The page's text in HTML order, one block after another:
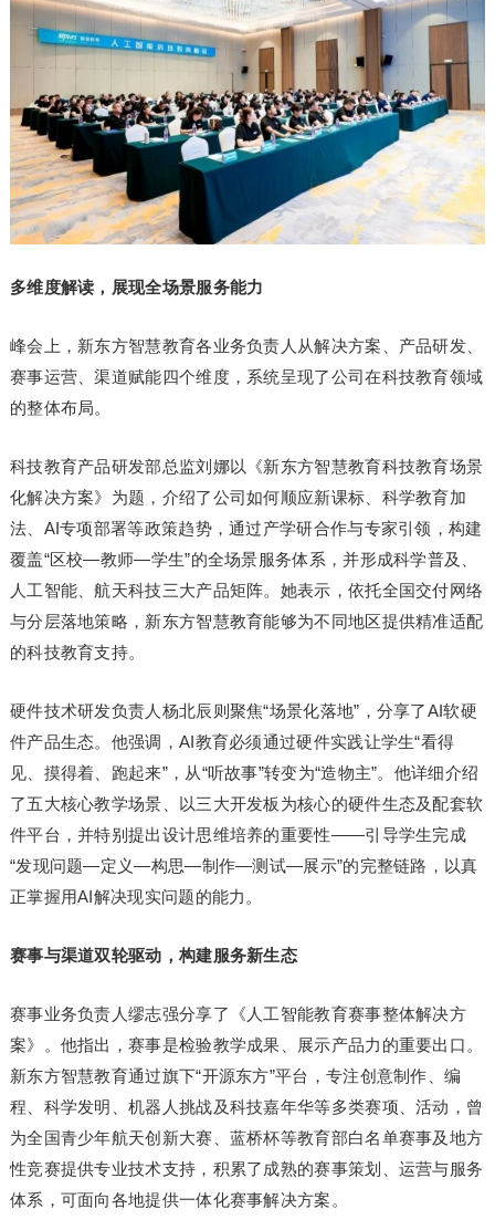
多维度解读，展现全场景服务能力
峰会上，新东方智慧教育各业务负责人从解决方案、产品研发、
赛事运营、渠道赋能四个维度，系统呈现了公司在科技教育领域
的整体布局。
科技教育产品研发部总监刘娜以《新东方智慧教育科技教育场景
化解决方案》为题，介绍了公司如何顺应新课标、科学教育加
法、AI专项部署等政策趋势，通过产学研合作与专家引领，构建
覆盖“区校—教师—学生”的全场景服务体系，并形成科学普及、
人工智能、航天科技三大产品矩阵。她表示，依托全国交付网络
与分层落地策略，新东方智慧教育能够为不同地区提供精准适配
的科技教育支持。
硬件技术研发负责人杨北辰则聚焦“场景化落地”，分享了AI软硬
件产品生态。他强调，AI教育必须通过硬件实践让学生“看得
见、摸得着、跑起来”，从“听故事”转变为“造物主”。他详细介绍
了五大核心教学场景、以三大开发板为核心的硬件生态及配套软
件平台，并特别提出设计思维培养的重要性——引导学生完成
“发现问题—定义—构思—制作—测试—展示”的完整链路，以真
正掌握用AI解决现实问题的能力。
赛事与渠道双轮驱动，构建服务新生态
赛事业务负责人缪志强分享了《人工智能教育赛事整体解决方
案》。他指出，赛事是检验教学成果、展示产品力的重要出口。
新东方智慧教育通过旗下“开源东方”平台，专注创意制作、编
程、科学发明、机器人挑战及科技嘉年华等多类赛项、活动，曾
为全国青少年航天创新大赛、蓝桥杯等教育部白名单赛事及地方
性竞赛提供专业技术支持，积累了成熟的赛事策划、运营与服务
体系，可面向各地提供一体化赛事解决方案。